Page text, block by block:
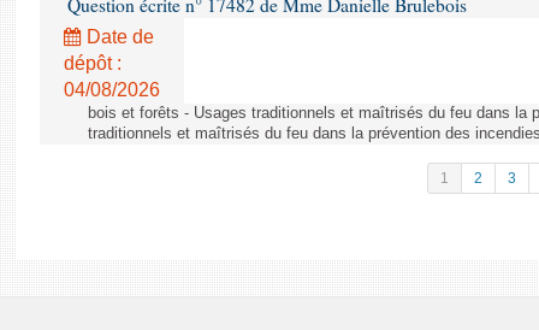
Question écrite n° 17482 de Mme Danielle Brulebois
Date de
dépôt :
04/08/2026
bois et forêts - Usages traditionnels et maîtrisés du feu dans la
traditionnels et maîtrisés du feu dans la prévention des
1 2 3